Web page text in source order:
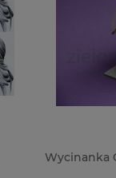
Wycinanka